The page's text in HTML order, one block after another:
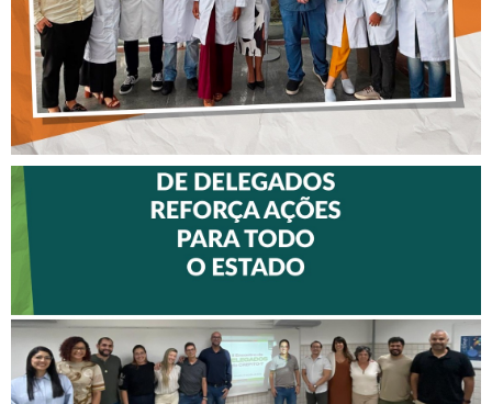
DELEGADOS REFORÇA
AÇÕES PARA TODO O
ESTADO